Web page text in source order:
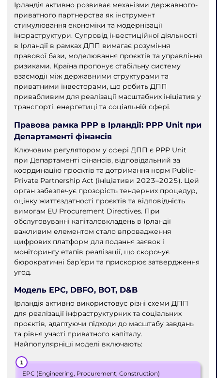
Ірландія активно розвиває механізми державного-
приватного партнерства як інструмент
стимулювання економіки та модернізації
інфраструктури. Супровід інвестиційної діяльності
в Ірландії в рамках ДПП вимагає розуміння
правової бази, моделювання проєктів та управління
ризиками. Країна пропонує стабільну систему
взаємодії між державними структурами та
приватними інвесторами, що робить ДПП
привабливим для реалізації масштабних ініціатив у
транспорті, енергетиці та соціальній сфері.
Правова рамка PPP в Ірландії: PPP Unit при
Департаменті фінансів
Ключовим регулятором у сфері ДПП є PPP Unit
при Департаменті фінансів, відповідальний за
координацію проєктів та дотримання норм Public-
Private Partnership Act (ініціативи 2023–2025). Цей
орган забезпечує прозорість тендерних процедур,
оцінку життєздатності проєктів та відповідність
вимогам EU Procurement Directives. При
обслуговуванні капіталовкладень в Ірландії
важливим елементом стало впровадження
цифрових платформ для подання заявок і
моніторингу етапів реалізації, що скорочує
бюрократичні бар’єри та прискорює затвердження
угод.
Модель EPC, DBFO, BOT, D&B
Ірландія активно використовує різні схеми ДПП
для реалізації інфраструктурних та соціальних
проєктів, адаптуючи підходи до масштабу завдань
та рівня участі приватного капіталу.
Найпопулярніші моделі включають:
EPC (Engineering, Procurement, Construction)